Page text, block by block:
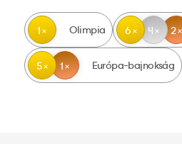
1 Olimpia 6 4 2
5 1 Európa-bajnokság